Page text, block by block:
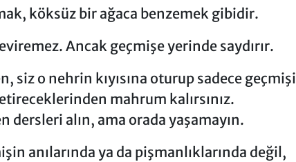
köksüz bir ağaca benzemek gibidir.
Ancak geçmişe yerinde saydırır.
siz o nehrin kıyısına oturup sadece geçmişi
mahrum kalırsınız.
dersleri alın, ama orada yaşamayın.
anılarında ya da pişmanlıklarında değil,